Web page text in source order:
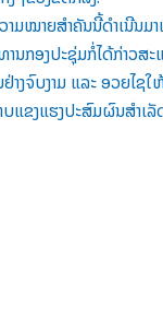
ຍສຳຄັນນີ້ດຳເນີນມາເ
ນກອງປະຊຸ່ມກໍ່ໄດ້ກ່າວສະ
າງຈົບງາມ ແລະ ອວຍໄຊ
ຂງແຮງປະສົມຜົນສຳເ